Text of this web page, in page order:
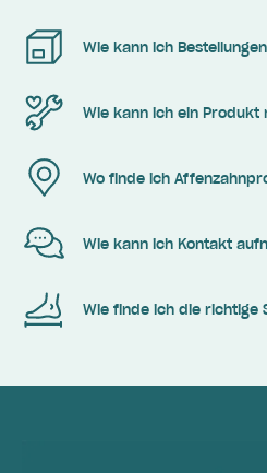
Wie kann ich
Wie kann ich ein Produkt
Wo finde ich
Wie kann ich Kontakt
Wie finde ich die richtige